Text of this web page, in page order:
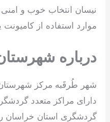
نیسان انتخاب خوب و امنی
موارد استفاده از
درباره
شهر طُرقَبه مرکز
دارای مراکز متعدد
گردشگری استان خراسان